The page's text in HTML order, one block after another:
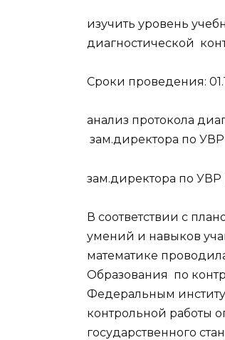
изучить уровень
диагностической
Сроки проведения:
анализ протокола
зам.директора по
зам.директора по УВР
В соответствии с
умений и навыков
математике
Образования по
Федеральным
контрольной работы
государственного